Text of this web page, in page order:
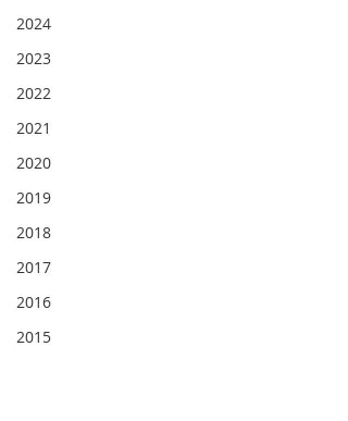
2024
2023
2022
2021
2020
2019
2018
2017
2016
2015